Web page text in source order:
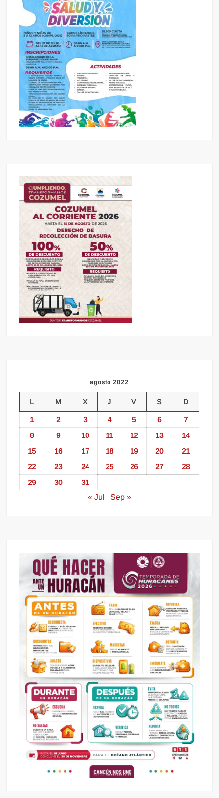
agosto 2022
L M X J V S D
1 2 3 4 5 6
7
8
9 10 11 12 13
14
15
16 17 18 19 20
21
22
23 24 25 26 27
28
29
30
31
« Jul
Sep »